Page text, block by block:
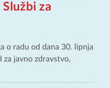
za
o radu od dana 30. lipnja
za javno zdravstvo,